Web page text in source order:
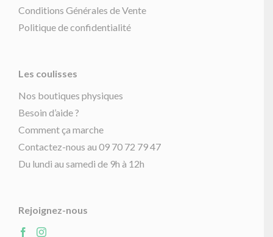
Conditions Générales de Vente
Politique de confidentialité
Les coulisses
Nos boutiques physiques
Besoin d’aide ?
Comment ça marche
Contactez-nous au 09 70 72 79 47
Du lundi au samedi de 9h à 12h
Rejoignez-nous